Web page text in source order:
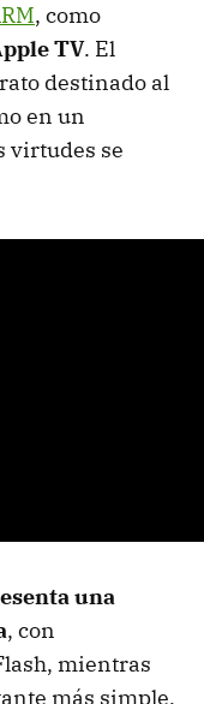
, como
TV. El
destinado al
en un
virtudes se
una
, con
mientras
más simple,